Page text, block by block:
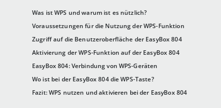
Was ist WPS und warum ist es nützlich?
Voraussetzungen für die Nutzung der WPS-Funktion
Zugriff auf die Benutzeroberfläche der EasyBox 804
Aktivierung der WPS-Funktion auf der EasyBox 804
EasyBox 804: Verbindung von WPS-Geräten
Wo ist bei der EasyBox 804 die WPS-Taste?
Fazit: WPS nutzen und aktivieren bei der EasyBox 804